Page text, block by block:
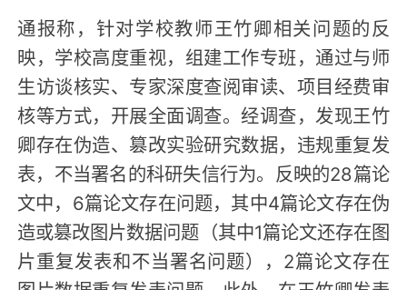
通报称，针对学校教师王竹卿相关问题的反
映，学校高度重视，组建工作专班，通过与师
生访谈核实、专家深度查阅审读、项目经费审
核等方式，开展全面调查。经调查，发现王竹
卿存在伪造、篡改实验研究数据，违规重复发
表，不当署名的科研失信行为。反映的28篇论
文中，6篇论文存在问题，其中4篇论文存在伪
造或篡改图片数据问题（其中1篇论文还存在图
片重复发表和不当署名问题），2篇论文存在